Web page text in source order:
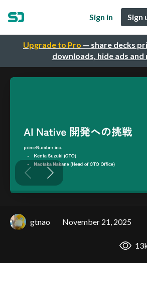
Upgrade to Pro — share decks
downloads, hide ads and
Sign in Sign
gtnao November 21, 2025